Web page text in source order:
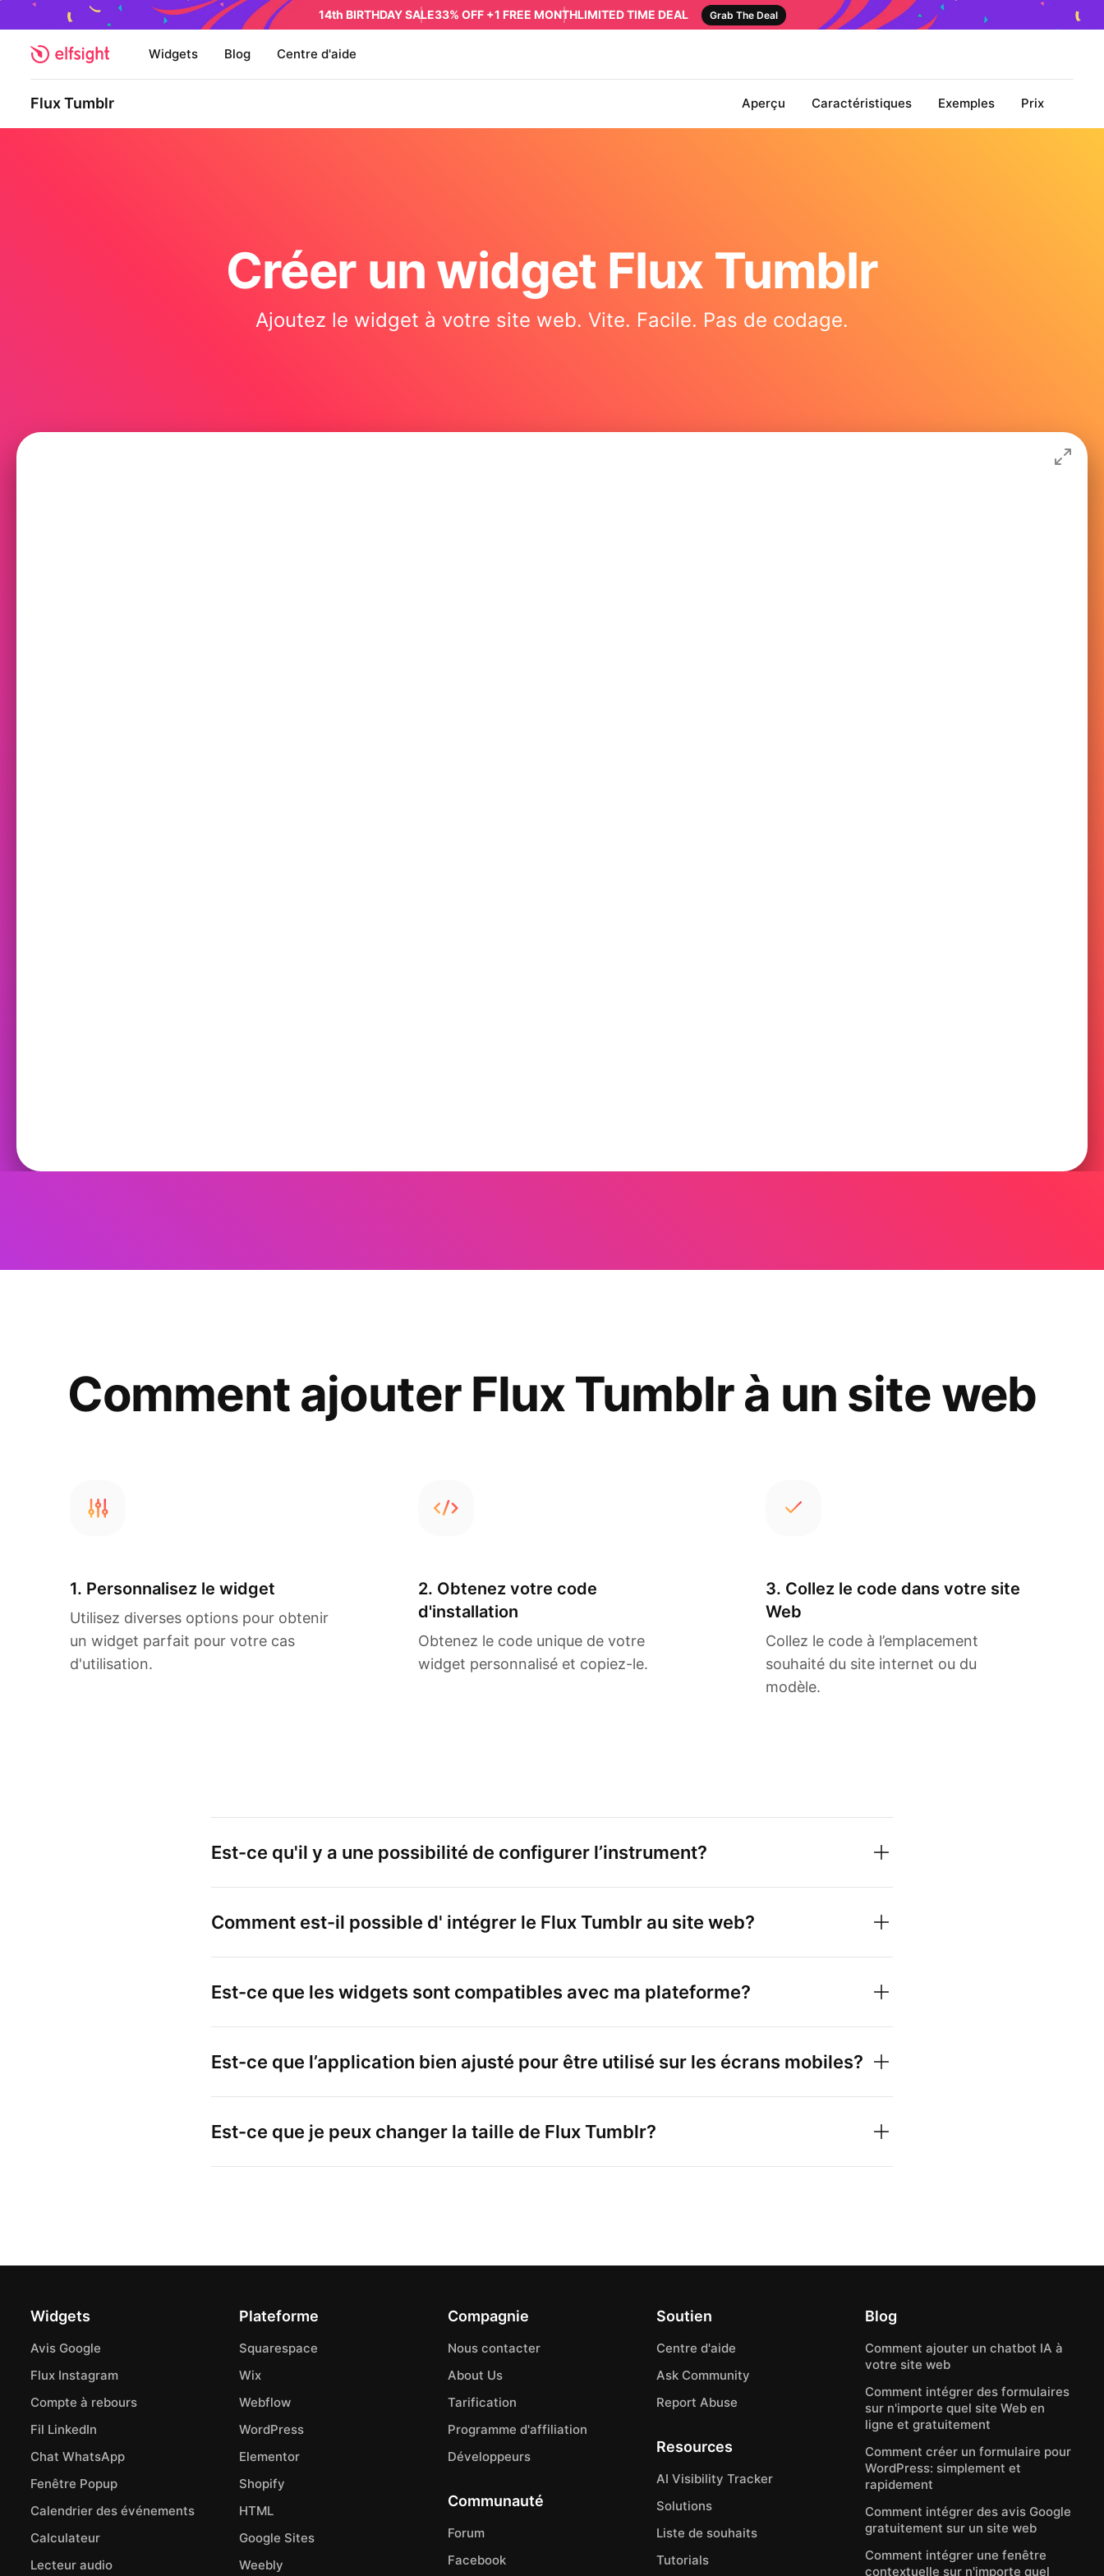
14th BIRTHDAY SALE33% OFF +1 FREE MONTHLIMITED TIME DEAL Grab The Deal
Widgets Blog Centre d'aide
Flux Tumblr Aperçu Caractéristiques Exemples Prix
Créer un widget Flux Tumblr
Ajoutez le widget à votre site web. Vite. Facile. Pas de codage.
Comment ajouter Flux Tumblr à un site web
1. Personnalisez le widget
Utilisez diverses options pour obtenir
un widget parfait pour votre cas
d'utilisation.
2. Obtenez votre code
d'installation
Obtenez le code unique de votre
widget personnalisé et copiez-le.
3. Collez le code dans votre site
Web
Collez le code à l’emplacement
souhaité du site internet ou du
modèle.
Est-ce qu'il y a une possibilité de configurer l’instrument?
Comment est-il possible d' intégrer le Flux Tumblr au site web?
Est-ce que les widgets sont compatibles avec ma plateforme?
Est-ce que l’application bien ajusté pour être utilisé sur les écrans mobiles?
Est-ce que je peux changer la taille de Flux Tumblr?
Widgets
Avis Google
Flux Instagram
Compte à rebours
Fil LinkedIn
Chat WhatsApp
Fenêtre Popup
Calendrier des événements
Calculateur
Lecteur audio
Plateforme
Squarespace
Wix
Webflow
WordPress
Elementor
Shopify
HTML
Google Sites
Weebly
Compagnie
Nous contacter
About Us
Tarification
Programme d'affiliation
Développeurs
Communauté
Forum
Facebook
Soutien
Centre d'aide
Ask Community
Report Abuse
Resources
AI Visibility Tracker
Solutions
Liste de souhaits
Tutorials
Blog
Comment ajouter un chatbot IA à
votre site web
Comment intégrer des formulaires
sur n'importe quel site Web en
ligne et gratuitement
Comment créer un formulaire pour
WordPress: simplement et
rapidement
Comment intégrer des avis Google
gratuitement sur un site web
Comment intégrer une fenêtre
contextuelle sur n'importe quel